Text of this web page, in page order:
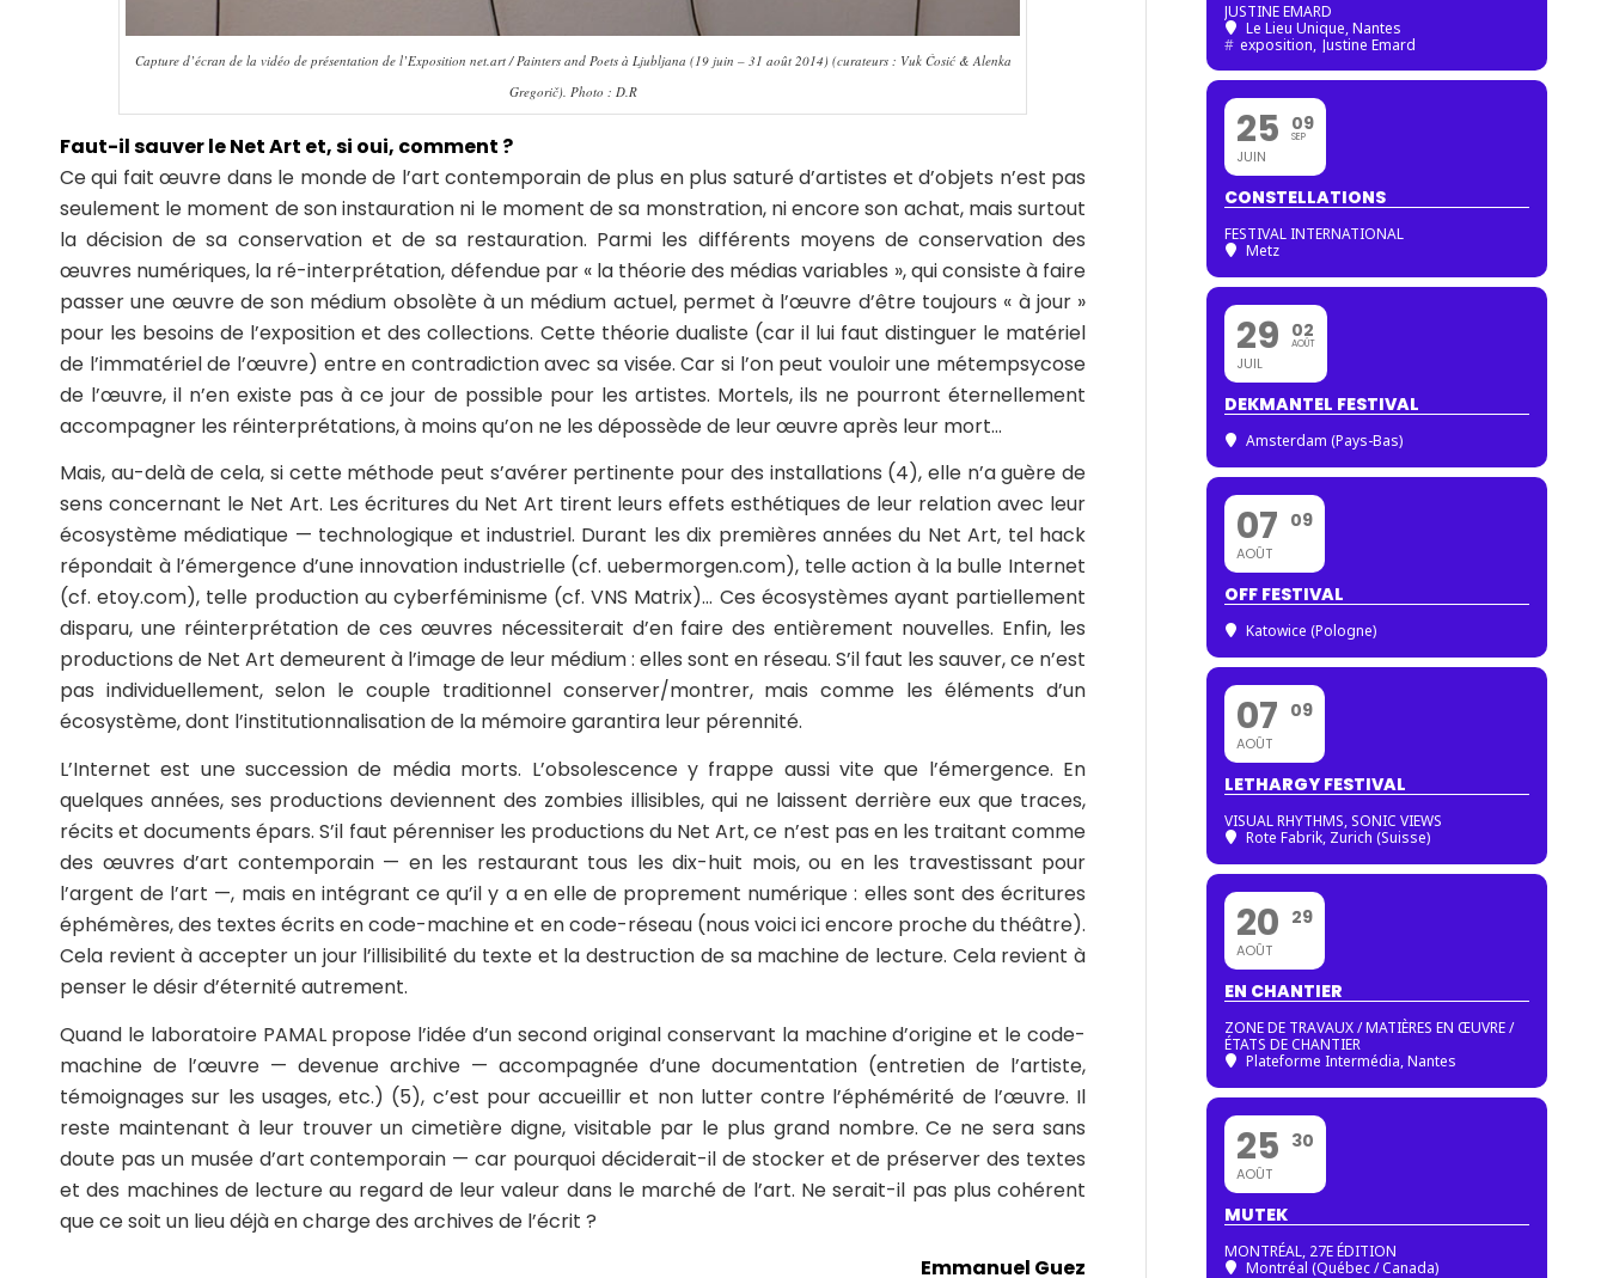
Capture d’écran de la vidéo de présentation de l’Exposition net.art / Painters and Poets à Ljubljana (19 juin – 31 août 2014) (curateurs : Vuk Ćosić & Alenka
Gregorič). Photo : D.R
Faut-il sauver le Net Art et, si oui, comment ?
Ce qui fait œuvre dans le monde de l’art contemporain de plus en plus saturé d’artistes et d’objets n’est pas
seulement le moment de son instauration ni le moment de sa monstration, ni encore son achat, mais surtout
la décision de sa conservation et de sa restauration. Parmi les différents moyens de conservation des
œuvres numériques, la ré-interprétation, défendue par « la théorie des médias variables », qui consiste à faire
passer une œuvre de son médium obsolète à un médium actuel, permet à l’œuvre d’être toujours « à jour »
pour les besoins de l’exposition et des collections. Cette théorie dualiste (car il lui faut distinguer le matériel
de l’immatériel de l’œuvre) entre en contradiction avec sa visée. Car si l’on peut vouloir une métempsycose
de l’œuvre, il n’en existe pas à ce jour de possible pour les artistes. Mortels, ils ne pourront éternellement
accompagner les réinterprétations, à moins qu’on ne les dépossède de leur œuvre après leur mort…
Mais, au-delà de cela, si cette méthode peut s’avérer pertinente pour des installations (4), elle n’a guère de
sens concernant le Net Art. Les écritures du Net Art tirent leurs effets esthétiques de leur relation avec leur
écosystème médiatique — technologique et industriel. Durant les dix premières années du Net Art, tel hack
répondait à l’émergence d’une innovation industrielle (cf. uebermorgen.com), telle action à la bulle Internet
(cf. etoy.com), telle production au cyberféminisme (cf. VNS Matrix)… Ces écosystèmes ayant partiellement
disparu, une réinterprétation de ces œuvres nécessiterait d’en faire des entièrement nouvelles. Enfin, les
productions de Net Art demeurent à l’image de leur médium : elles sont en réseau. S’il faut les sauver, ce n’est
pas individuellement, selon le couple traditionnel conserver/montrer, mais comme les éléments d’un
écosystème, dont l’institutionnalisation de la mémoire garantira leur pérennité.
L’Internet est une succession de média morts. L’obsolescence y frappe aussi vite que l’émergence. En
quelques années, ses productions deviennent des zombies illisibles, qui ne laissent derrière eux que traces,
récits et documents épars. S’il faut pérenniser les productions du Net Art, ce n’est pas en les traitant comme
des œuvres d’art contemporain — en les restaurant tous les dix-huit mois, ou en les travestissant pour
l’argent de l’art —, mais en intégrant ce qu’il y a en elle de proprement numérique : elles sont des écritures
éphémères, des textes écrits en code-machine et en code-réseau (nous voici ici encore proche du théâtre).
Cela revient à accepter un jour l’illisibilité du texte et la destruction de sa machine de lecture. Cela revient à
penser le désir d’éternité autrement.
Quand le laboratoire PAMAL propose l’idée d’un second original conservant la machine d’origine et le code-
machine de l’œuvre — devenue archive — accompagnée d’une documentation (entretien de l’artiste,
témoignages sur les usages, etc.) (5), c’est pour accueillir et non lutter contre l’éphémérité de l’œuvre. Il
reste maintenant à leur trouver un cimetière digne, visitable par le plus grand nombre. Ce ne sera sans
doute pas un musée d’art contemporain — car pourquoi déciderait-il de stocker et de préserver des textes
et des machines de lecture au regard de leur valeur dans le marché de l’art. Ne serait-il pas plus cohérent
que ce soit un lieu déjà en charge des archives de l’écrit ?
Emmanuel Guez
JUSTINE EMARD
Le Lieu Unique, Nantes
# exposition, Justine Emard
25
JUIN
09
SEP
CONSTELLATIONS
FESTIVAL INTERNATIONAL
Metz
29
JUIL
02
AOÛT
DEKMANTEL FESTIVAL
Amsterdam (Pays-Bas)
07
AOÛT
09
OFF FESTIVAL
Katowice (Pologne)
07
AOÛT
09
LETHARGY FESTIVAL
VISUAL RHYTHMS, SONIC VIEWS
Rote Fabrik, Zurich (Suisse)
20
AOÛT
29
EN CHANTIER
ZONE DE TRAVAUX / MATIÈRES EN ŒUVRE /
ÉTATS DE CHANTIER
Plateforme Intermédia, Nantes
25
AOÛT
30
MUTEK
MONTRÉAL, 27E ÉDITION
Montréal (Québec / Canada)